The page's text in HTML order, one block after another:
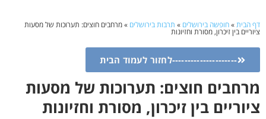
דף הבית»חופשה בירושלים » תרבות בירושלים »מרחבים חוצים: תערוכות של מסעות
ציוריים בין זיכרון, מסורת וחזיונות
---------------------לחזור לעמוד הבית
מרחבים חוצים: תערוכות של מסעות
ציוריים בין זיכרון, מסורת וחזיונות